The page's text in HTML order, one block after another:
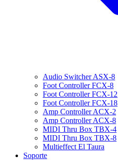
Audio Switcher ASX-8
Foot Controller FCX-8
Foot Controller FCX-12
Foot Controller FCX-18
Amp Controller ACX-2
Amp Controller ACX-8
MIDI Thru Box TBX-4
MIDI Thru Box TBX-8
Multieffect El Taura
Soporte